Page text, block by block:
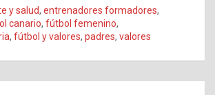
y salud, entrenadores formadores,
canario, fútbol femenino,
, fútbol y valores, padres, valores